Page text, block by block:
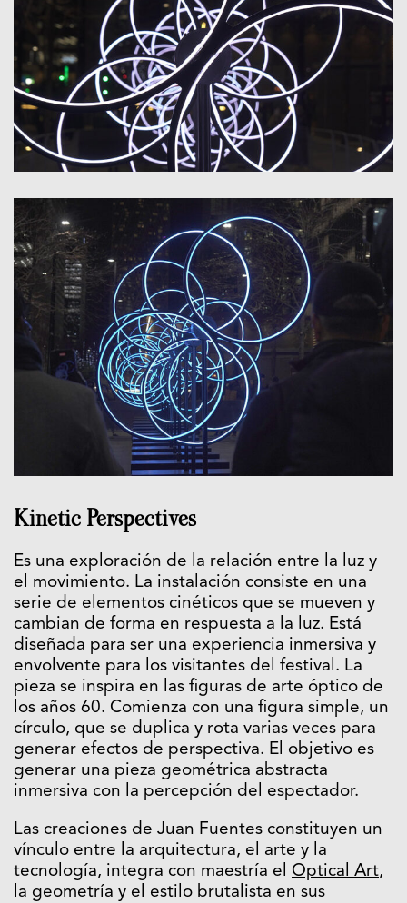
Kinetic Perspectives
Es una exploración de la relación entre la luz y
el movimiento. La instalación consiste en una
serie de elementos cinéticos que se mueven y
cambian de forma en respuesta a la luz. Está
diseñada para ser una experiencia inmersiva y
envolvente para los visitantes del festival. La
pieza se inspira en las figuras de arte óptico de
los años 60. Comienza con una figura simple, un
círculo, que se duplica y rota varias veces para
generar efectos de perspectiva. El objetivo es
generar una pieza geométrica abstracta
inmersiva con la percepción del espectador.
Las creaciones de Juan Fuentes constituyen un
vínculo entre la arquitectura, el arte y la
tecnología, integra con maestría el Optical Art,
la geometría y el estilo brutalista en sus